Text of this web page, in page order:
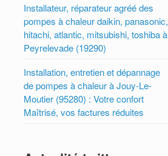
Installateur, réparateur agréé des
pompes à chaleur daikin, panasonic,
hitachi, atlantic, mitsubishi, toshiba à
Peyrelevade (19290)
Installation, entretien et dépannage
de pompes à chaleur à Jouy-Le-
Moutier (95280) : Votre confort
Maîtrisé, vos factures réduites